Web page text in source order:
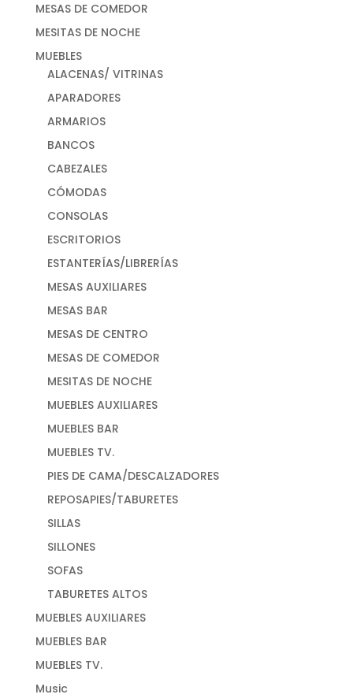
MESAS DE COMEDOR
MESITAS DE NOCHE
MUEBLES
ALACENAS/ VITRINAS
APARADORES
ARMARIOS
BANCOS
CABEZALES
CÓMODAS
CONSOLAS
ESCRITORIOS
ESTANTERÍAS/LIBRERÍAS
MESAS AUXILIARES
MESAS BAR
MESAS DE CENTRO
MESAS DE COMEDOR
MESITAS DE NOCHE
MUEBLES AUXILIARES
MUEBLES BAR
MUEBLES TV.
PIES DE CAMA/DESCALZADORES
REPOSAPIES/TABURETES
SILLAS
SILLONES
SOFAS
TABURETES ALTOS
MUEBLES AUXILIARES
MUEBLES BAR
MUEBLES TV.
Music